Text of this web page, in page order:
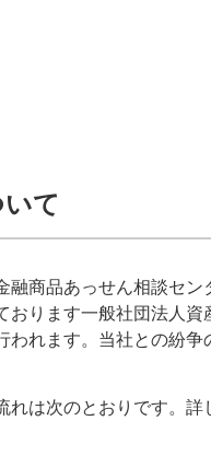
て
商品あっせん相談セ
おります一般社団法人
れます。当社との紛
は次のとおりです。詳